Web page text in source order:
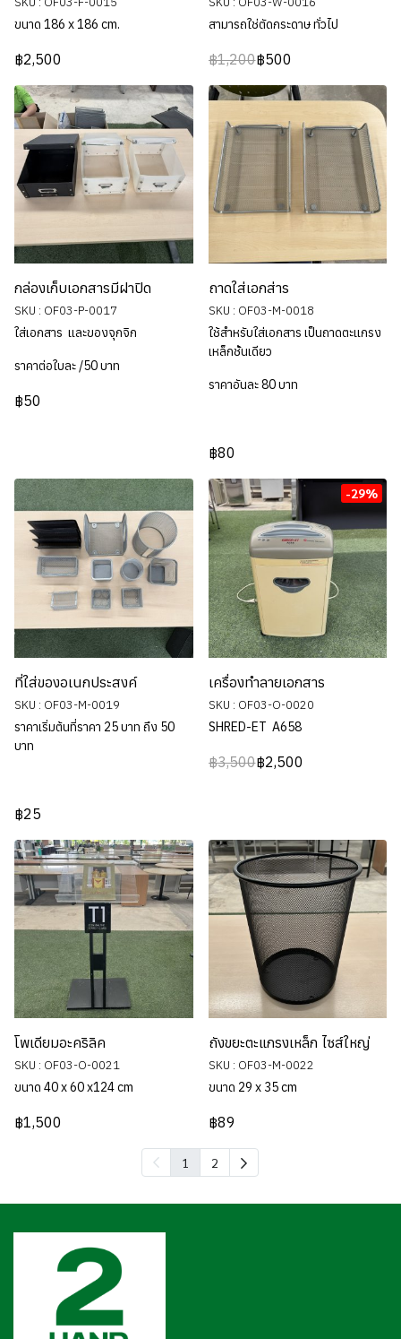
ขนาด 186 x 186 cm.
฿2,500
สามารถใช่ตัดกระดาษ ทั่วไป
฿1,200฿500
กล่องเก็บเอกสารมีฝาปิด
SKU : OF03-P-0017
ใส่เอกสาร และของจุกจิก
ราคาต่อใบละ /50 บาท
฿50
ถาดใส่เอกส่าร
SKU : OF03-M-0018
ใช้สำหรับใส่เอกสาร เป็นถาดตะแกรง
เหล็กชั้นเดียว
ราคาอันละ 80 บาท
฿80
ที่ใส่ของอเนกประสงค์
SKU : OF03-M-0019
ราคาเริ่มต้นที่ราคา 25 บาท ถึง 50
บาท
฿25
-29%
เครื่องทำลายเอกสาร
SKU : OF03-O-0020
SHRED-ET A658
฿3,500฿2,500
โพเดียมอะคริลิค
SKU : OF03-O-0021
ขนาด 40 x 60 x124 cm
฿1,500
ถังขยะตะแกรงเหล็ก ไซส์ใหญ่
SKU : OF03-M-0022
ขนาด 29 x 35 cm
฿89
1 2